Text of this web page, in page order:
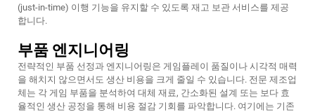
(just-in-time) 이행 기능을 유지할 수 있도록 재고 보관 서비스를 제공
합니다.
부품 엔지니어링
전략적인 부품 선정과 엔지니어링은 게임플레이 품질이나 시각적 매력
을 해치지 않으면서도 생산 비용을 크게 줄일 수 있습니다. 전문 제조업
체는 각 게임 부품을 분석하여 대체 재료, 간소화된 설계 또는 보다 효
율적인 생산 공정을 통해 비용 절감 기회를 파악합니다. 여기에는 기존